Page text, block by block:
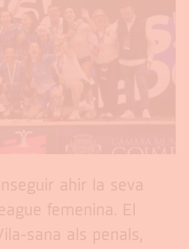
ahir la seva
femenina. El
sana als penals,